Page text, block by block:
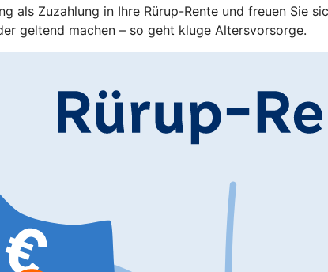
als Zuzahlung in Ihre Rürup-Rente und freuen Sie
geltend machen – so geht kluge Altersvorsorge.